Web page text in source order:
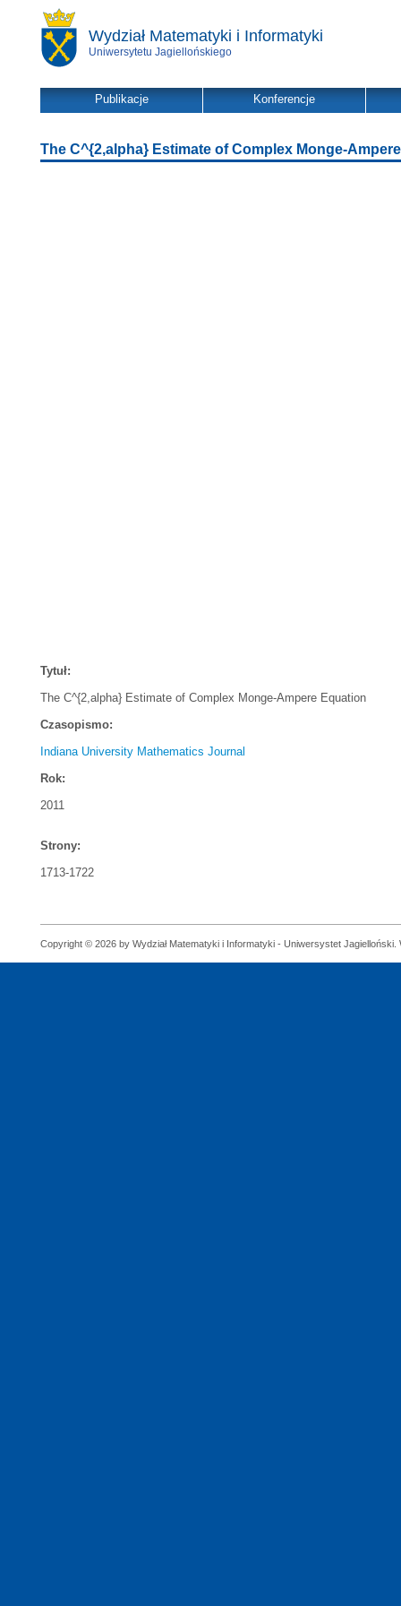
Wydział Matematyki i Informatyki
Uniwersytetu Jagiellońskiego
Publikacje Konferencje
The C^{2,alpha} Estimate of Complex Monge-
Tytuł:
The C^{2,alpha} Estimate of Complex Monge-Ampere Equation
Czasopismo:
Indiana University Mathematics Journal
Rok:
2011
Strony:
1713-1722
Copyright © 2026 by Wydział Matematyki i Informatyki - Uniwersystet